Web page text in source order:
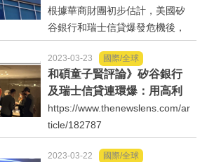
和瑞士撤離！
根據華商財團初步估計，美國矽
谷銀行和瑞士信貸爆發危機後，
可能有超過760億美元和1600億
美元的華人資產將從美國和瑞士
撤離，資金主要轉去香港、新加
坡、加拿大等地，其中香港是首
選。也有消息人士透露，目前有
一...
2023-03-23 國際/全球
和碩童子賢評論》矽谷銀行
及瑞士信貸連環爆：用高利
率打通膨如吃抗生素，SVB
吃到「腎衰竭」！
https://www.thenewslens.com/ar
ticle/182787
2023-03-22 國際/全球